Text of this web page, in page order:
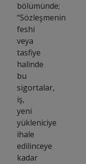
bölümünde;
“Sözleşmenin
feshi
veya
tasfiye
halinde
bu
sigortalar,
iş,
yeni
yükleniciye
ihale
edilinceye
kadar